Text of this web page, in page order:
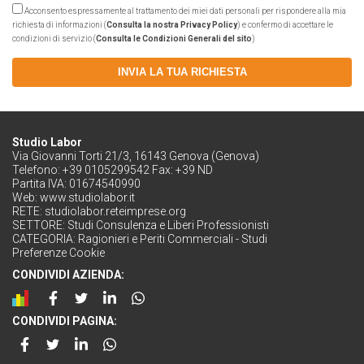
Acconsento espressamente al trattamento dei miei dati personali per rispondere alla mia
richiesta di informazioni (Consulta la nostra Privacy Policy) e confermo di accettare le
condizioni di servizio (Consulta le Condizioni Generali del sito)
INVIA LA TUA RICHIESTA
Studio Labor
Via Giovanni Torti 21/3, 16143 Genova (Genova)
Telefono: +39 0105299542 Fax: +39 ND
Partita IVA: 01674540990
Web: www.studiolabor.it
RETE: studiolabor.reteimprese.org
SETTORE: Studi Consulenza e Liberi Professionisti
CATEGORIA: Ragionieri e Periti Commerciali - Studi
Preferenze Cookie
CONDIVIDI AZIENDA:
CONDIVIDI PAGINA: